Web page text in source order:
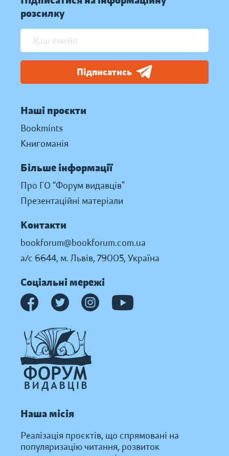
розсилку
Підписатись
Наші проєкти
Bookmints
Книгоманія
Більше інформації
Про ГО “Форум видавців”
Презентаційні матеріали
Контакти
bookforum@bookforum.com.ua
а/с 6644, м. Львів, 79005, Україна
Соціальні мережі
Наша місія
Реалізація проєктів, що спрямовані на
популяризацію читання, розвиток